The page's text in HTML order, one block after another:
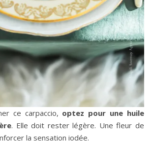
ce carpaccio, optez pour une huile
. Elle doit rester légère. Une fleur de
la sensation iodée.